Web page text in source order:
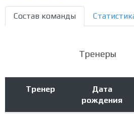
Состав команды
Тренеры
Тренер
Дата
рождения